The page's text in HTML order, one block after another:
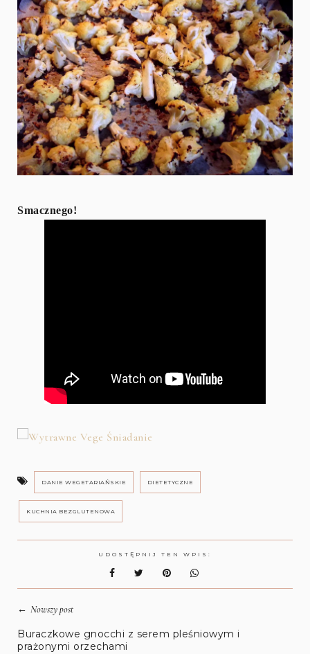
Smacznego!
DANIE WEGETARIAŃSKIE DIETETYCZNE
KUCHNIA BEZGLUTENOWA
UDOSTĘPNIJ TEN WPIS:
←Nowszy post
Buraczkowe gnocchi z serem pleśniowym i
prażonymi orzechami